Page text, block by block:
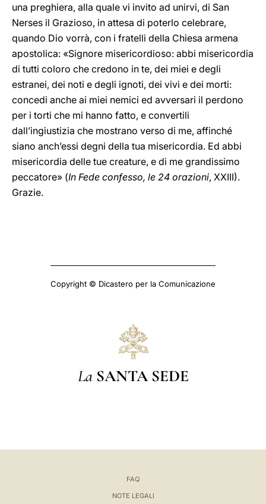
una preghiera, alla quale vi invito ad unirvi, di San
Nerses il Grazioso, in attesa di poterlo celebrare,
quando Dio vorrà, con i fratelli della Chiesa armena
apostolica: «Signore misericordioso: abbi misericordia
di tutti coloro che credono in te, dei miei e degli
estranei, dei noti e degli ignoti, dei vivi e dei morti:
concedi anche ai miei nemici ed avversari il perdono
per i torti che mi hanno fatto, e convertili
dall’ingiustizia che mostrano verso di me, affinché
siano anch’essi degni della tua misericordia. Ed abbi
misericordia delle tue creature, e di me grandissimo
peccatore» (In Fede confesso, le 24 orazioni, XXIII).
Grazie.
Copyright © Dicastero per la Comunicazione
La SANTA SEDE
FAQ
NOTE LEGALI